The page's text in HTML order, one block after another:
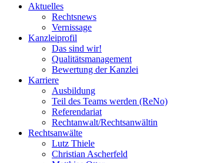
Aktuelles
Rechtsnews
Vernissage
Kanzleiprofil
Das sind wir!
Qualitätsmanagement
Bewertung der Kanzlei
Karriere
Ausbildung
Teil des Teams werden (ReNo)
Referendariat
Rechtanwalt/Rechtsanwältin
Rechtsanwälte
Lutz Thiele
Christian Ascherfeld